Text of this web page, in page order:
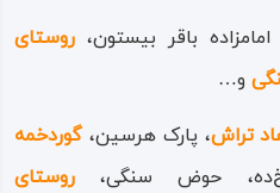
باقر بیستون، روستای
و…
تراش، پارک هرسین،گوردخمه
حوض سنگی، روستای